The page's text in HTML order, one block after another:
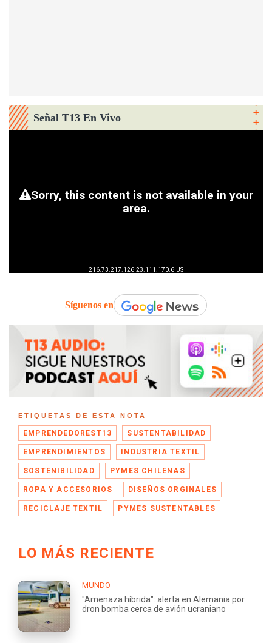
Señal T13 En Vivo
Síguenos en
ETIQUETAS DE ESTA NOTA
EMPRENDEDOREST13 SUSTENTABILIDAD
EMPRENDIMIENTOS INDUSTRIA TEXTIL
SOSTENIBILIDAD PYMES CHILENAS
ROPA Y ACCESORIOS DISEÑOS ORGINALES
RECICLAJE TEXTIL PYMES SUSTENTABLES
LO MÁS RECIENTE
MUNDO
"Amenaza híbrida": alerta en Alemania por
dron bomba cerca de avión ucraniano